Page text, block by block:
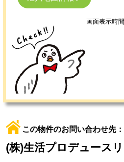
画面表示時
この物件のお問い合わせ先：
(株)生活プロデュース